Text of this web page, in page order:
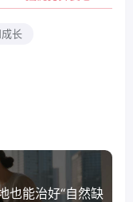
长
也能治好“自然缺